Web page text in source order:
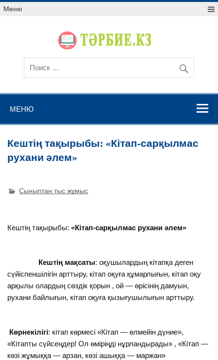
Меню
МЕНЮ
Кештің тақырыбы: «Кітап-сарқылмас
рухани әлем»
Сыныптан тыс жұмыс
Кештің тақырыбы:«Кітап-сарқылмас рухани әлем»
Кештің мақсаты: оқушылардың кітапқа деген
сүйіспеншілігін арттыру, кітап оқуға құмарлығын, кітап оқу
арқылы олардың сөздік қорын , ой — өрісінің дамуын,
рухани байлығын, кітап оқуға қызығушылығын арттыру.
Көрнекілігі: кітап көрмесі «Кітап — өлмейін дүние»,
«Кітапты сүйсеңдер! Ол өміріңді нұрландырады» , «Кітап —
көзі жұмыққа — арзан, көзі ашыққа — маржан»